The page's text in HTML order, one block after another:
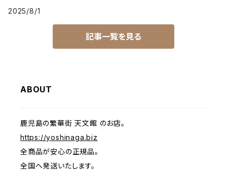
2025/8/1
記事一覧を見る
ABOUT
鹿児島の繁華街 天文館 のお店。
https://yoshinaga.biz
全商品が安心の正規品。
全国へ発送いたします。